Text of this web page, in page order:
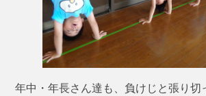
年中・年長さん達も、負けじと張り切